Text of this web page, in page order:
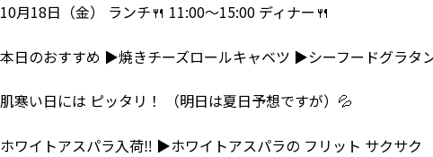
10月18日（金） ランチ🍴 11:00～15:00 ディナー🍴
本日のおすすめ ▶焼きチーズロールキャベツ ▶シーフードグラタ
肌寒い日には ピッタリ！ （明日は夏日予想ですが）💦
ホワイトアスパラ入荷‼ ▶ホワイトアスパラの フリット サクサ